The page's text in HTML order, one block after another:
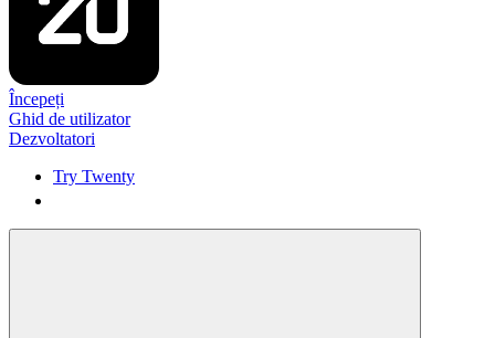
Începeți
Ghid de utilizator
Dezvoltatori
Try Twenty